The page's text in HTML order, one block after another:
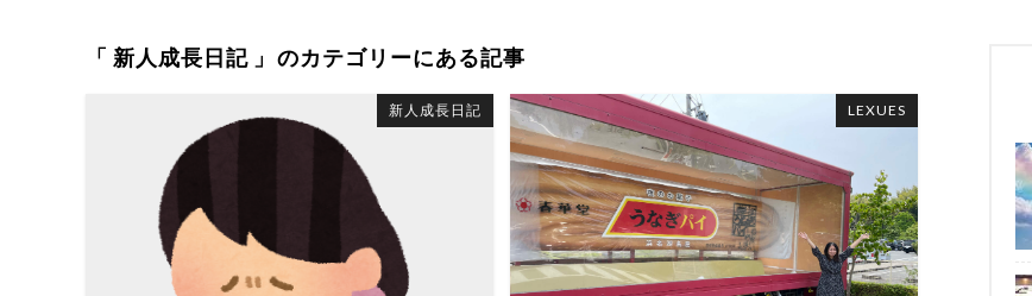
「 新人成長日記 」のカテゴリーにある記事
新人成長日記 LEXUES